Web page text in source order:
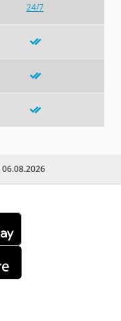
24/7
06.08.2026